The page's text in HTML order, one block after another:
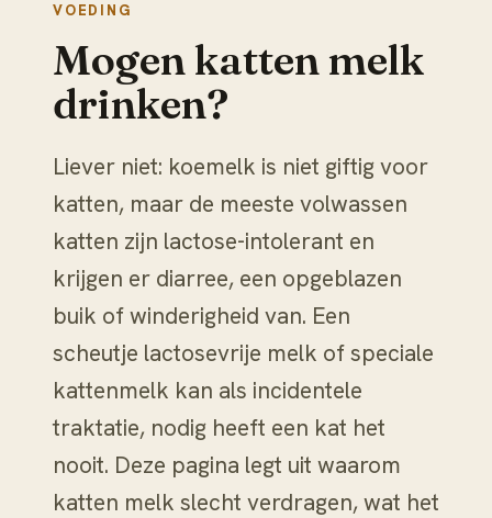
VOEDING
Mogen katten melk
drinken?
Liever niet: koemelk is niet giftig voor
katten, maar de meeste volwassen
katten zijn lactose-intolerant en
krijgen er diarree, een opgeblazen
buik of winderigheid van. Een
scheutje lactosevrije melk of speciale
kattenmelk kan als incidentele
traktatie, nodig heeft een kat het
nooit. Deze pagina legt uit waarom
katten melk slecht verdragen, wat het